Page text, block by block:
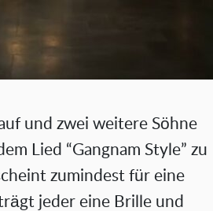
und zwei weitere Söhne
Lied “Gangnam Style” zu
zumindest für eine
jeder eine Brille und